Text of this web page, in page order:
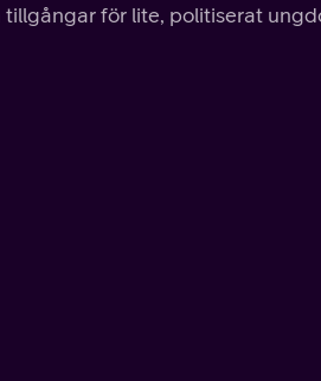
för lite, politiserat